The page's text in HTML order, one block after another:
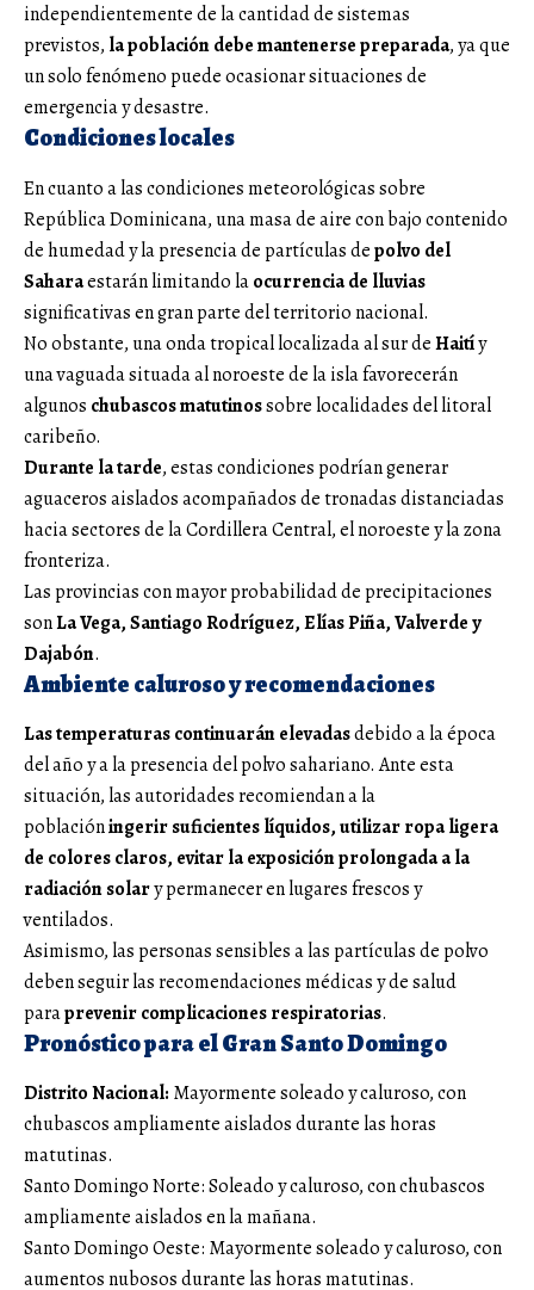
independientemente de la cantidad de sistemas
previstos, la población debe mantenerse preparada, ya que
un solo fenómeno puede ocasionar situaciones de
emergencia y desastre.
Condiciones locales
En cuanto a las condiciones meteorológicas sobre
República Dominicana, una masa de aire con bajo contenido
de humedad y la presencia de partículas depolvo del
Saharaestarán limitando laocurrencia de lluvias
significativas en gran parte del territorio nacional.
No obstante, una onda tropical localizada al sur deHaitíy
una vaguada situada al noroeste de la isla favorecerán
algunos chubascos matutinossobre localidades del litoral
caribeño.
Durante la tarde, estas condiciones podrían generar
aguaceros aislados acompañados de tronadas distanciadas
hacia sectores de la Cordillera Central, el noroeste y la zona
fronteriza.
Las provincias con mayor probabilidad de precipitaciones
sonLa Vega, Santiago Rodríguez, Elías Piña, Valverde y
Dajabón.
Ambiente caluroso y recomendaciones
Las temperaturas continuarán elevadasdebido a la época
del año y a la presencia del polvo sahariano. Ante esta
situación, las autoridades recomiendan a la
poblacióningerir suficientes líquidos, utilizar ropa ligera
de colores claros, evitar la exposición prolongada a la
radiación solary permanecer en lugares frescos y
ventilados.
Asimismo, las personas sensibles a las partículas de polvo
deben seguir las recomendaciones médicas y de salud
paraprevenir complicaciones respiratorias.
Pronóstico para el Gran Santo Domingo
Distrito Nacional: Mayormente soleado y caluroso, con
chubascos ampliamente aislados durante las horas
matutinas.
Santo Domingo Norte: Soleado y caluroso, con chubascos
ampliamente aislados en la mañana.
Santo Domingo Oeste: Mayormente soleado y caluroso, con
aumentos nubosos durante las horas matutinas.